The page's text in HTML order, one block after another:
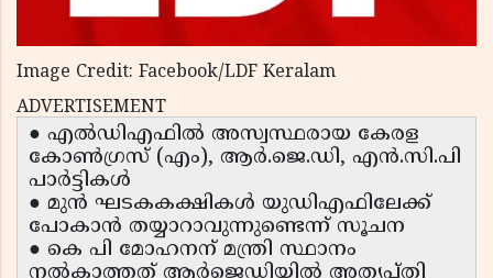
Image Credit: Facebook/LDF Keralam
ADVERTISEMENT
● എല്‍ഡിഎഫില്‍ അസ്വസ്ഥരായ കേരള
കോണ്‍ഗ്രസ് (എം), ആര്‍.ജെ.ഡി, എന്‍.സി.പി
പാര്‍ട്ടികള്‍
● മുന്‍ ഘടകകക്ഷികള്‍ യുഡിഎഫിലേക്ക്
പോകാന്‍ തയ്യാറാവുന്നുണ്ടെന്ന് സൂചന
● കെ പി മോഹനന് മന്ത്രി സ്ഥാനം